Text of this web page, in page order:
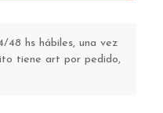
48 hs hábiles, una vez
tiene art por pedido,